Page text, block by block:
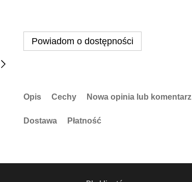
Powiadom o dostępności
Opis Cechy Nowa opinia lub komentarz
Dostawa Płatność